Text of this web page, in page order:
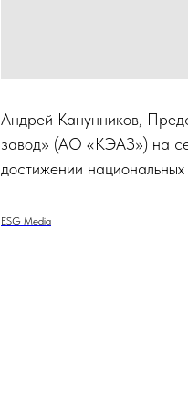
Андрей Канунников,
завод» (АО «КЭАЗ») на
достижении
ESG Media